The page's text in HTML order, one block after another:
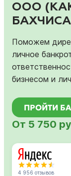
ООО
Поможем
личное
бизнесом и
ПРОЙТИ
От 5 750
4 956 отзывов